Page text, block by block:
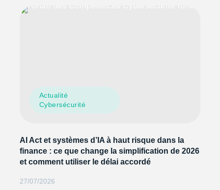
Actualité
Cybersécurité
AI Act et systèmes d’IA à haut risque dans la
finance : ce que change la simplification de 2026
et comment utiliser le délai accordé
27/07/2026